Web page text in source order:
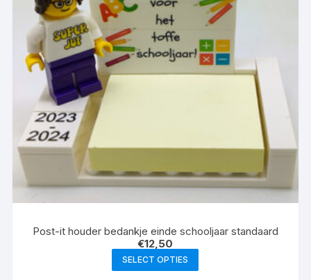
Post-it houder bedankje einde schooljaar standaard
€12,50
SELECT OPTIES